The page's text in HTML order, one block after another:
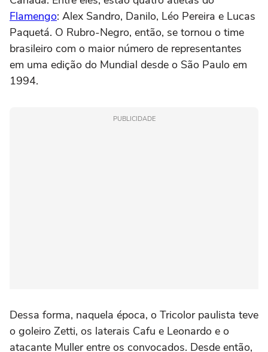
Flamengo: Alex Sandro, Danilo, Léo Pereira e Lucas
Paquetá. O Rubro-Negro, então, se tornou o time
brasileiro com o maior número de representantes
em uma edição do Mundial desde o São Paulo em
1994.
PUBLICIDADE
Dessa forma, naquela época, o Tricolor paulista teve
o goleiro Zetti, os laterais Cafu e Leonardo e o
atacante Muller entre os convocados. Desde então,